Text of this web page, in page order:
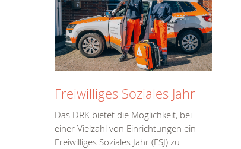
Freiwilliges Soziales Jahr
Das DRK bietet die Möglichkeit, bei
einer Vielzahl von Einrichtungen ein
Freiwilliges Soziales Jahr (FSJ) zu